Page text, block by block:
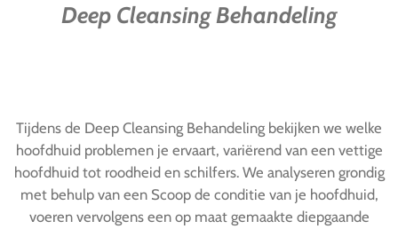
Deep Cleansing Behandeling
Tijdens de Deep Cleansing Behandeling bekijken we welke
hoofdhuid problemen je ervaart, variërend van een vettige
hoofdhuid tot roodheid en schilfers. We analyseren grondig
met behulp van een Scoop de conditie van je hoofdhuid,
voeren vervolgens een op maat gemaakte diepgaande